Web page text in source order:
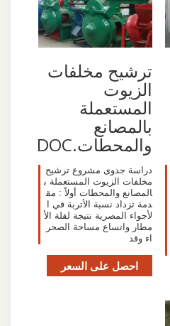
ترشيح مخلفات
الزيوت
المستعملة
بالمصانع
والمحطات.DOC
دراسة جدوى مشروع ترشيح
مخلفات الزيوت المستعملة ب
المصانع والمحطات أولاً : مق
دمة تزداد نسبة الأتربة في ا
لأجواء المصرية نتيجة لقلة الأ
مطار واتساع مساحة الصحر
اء وقد
احصل على السعر